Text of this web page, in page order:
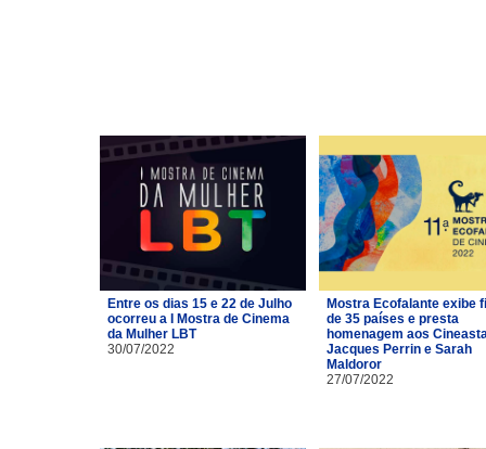
Entre os dias 15 e 22 de Julho
ocorreu a I Mostra de Cinema
da Mulher LBT
30/07/2022
Mostra Ecofalante exibe
de 35 países e presta
homenagem aos
Jacques Perrin e Sarah
Maldoror
27/07/2022